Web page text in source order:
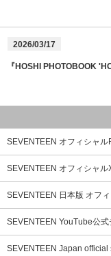
2026/03/17
『HOSHI PHOTOBOOK
SEVENTEEN オフィシャ
SEVENTEEN オフィシャル
SEVENTEEN 日本版 オフ
SEVENTEEN YouTube公
SEVENTEEN Japan official